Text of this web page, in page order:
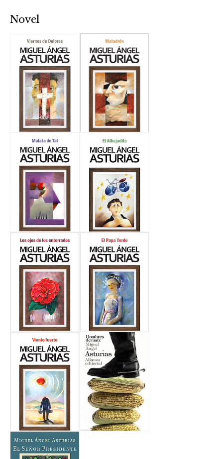
Novel